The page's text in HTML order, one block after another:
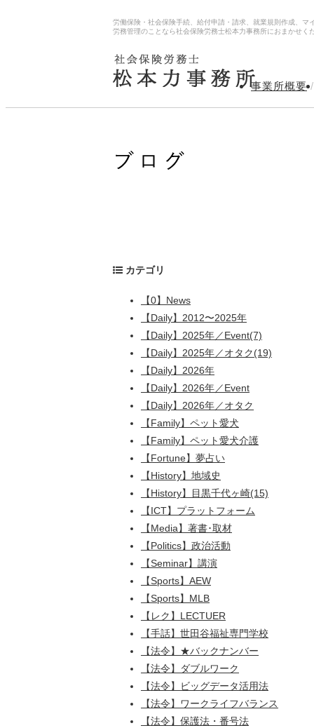
労働保険・社会保険手続、給付申請・請求、就業規則作成、マ
労務管理のことなら社会保険労務士松本力事務所におまかせく
事業所概要 /
カテゴリ
【0】News
【Daily】2012〜2025年
【Daily】2025年／Event(7)
【Daily】2025年／オタク(19)
【Daily】2026年
【Daily】2026年／Event
【Daily】2026年／オタク
【Family】ペット愛犬
【Family】ペット愛犬介護
【Fortune】夢占い
【History】地域史
【History】目黒千代ヶ崎(15)
【ICT】プラットフォーム
【Media】著書･取材
【Politics】政治活動
【Seminar】講演
【Sports】AEW
【Sports】MLB
【レク】LECTUER
【手話】世田谷福祉専門学校
【法令】★バックナンバー
【法令】ダブルワーク
【法令】ビッグデータ活用法
【法令】ワークライフバランス
【法令】保護法・番号法